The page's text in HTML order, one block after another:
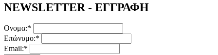
NEWSLETTER - ΕΓΓΡΑΦΗ
Ονομα:*
Επώνυμο:*
Email:*